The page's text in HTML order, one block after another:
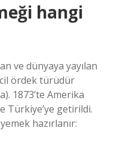
hangi
ve dünyaya yayılan
ördek türüdür
1873’te Amerika
Türkiye’ye getirildi.
hazırlanır: